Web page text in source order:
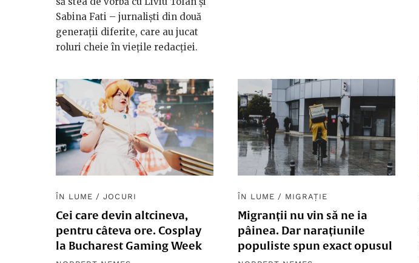
Sabina Fati – jurnaliști din două
generații diferite, care au jucat
roluri cheie în viețile redacției.
ÎN LUME /JOCURI
Cei care devin altcineva,
pentru câteva ore. Cosplay
la Bucharest Gaming Week
ÎN LUME / MIGRAȚIE
Migranții nu vin să ne ia
pâinea. Dar narațiunile
populiste spun exact opusul